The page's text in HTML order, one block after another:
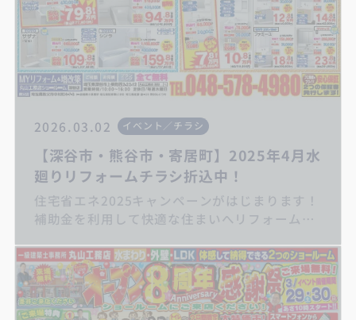
2026.03.02 イベント／チラシ
【深谷市・熊谷市・寄居町】2025年4月水
廻りリフォームチラシ折込中！
住宅省エネ2025キャンペーンがはじまります！
補助金を利用して快適な住まいへリフォームし
で！ キッチンリフォーム/お風呂リフォーム/
トイレリフォーム/洗面化粧台リフォーム/給湯
器交換/屋根・外壁リフォーム/住宅省エネ補助
金